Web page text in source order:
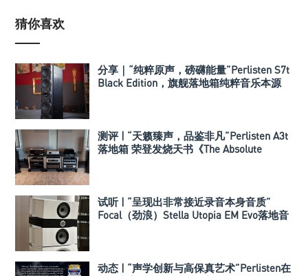
猜你喜欢
分享｜“纯粹原声，磅礴能量”Perlisten S7t
Black Edition，旗舰落地箱纯粹音乐本源
测评 | “天籁臻声，品鉴非凡”Perlisten A3t
落地箱 荣登发烧天书《The Absolute
试听 | “呈现出非常接近录音本身音质”
Focal（劲浪）Stella Utopia EM Evo落地音
动态 | “声学创新与高保真艺术”Perlisten在